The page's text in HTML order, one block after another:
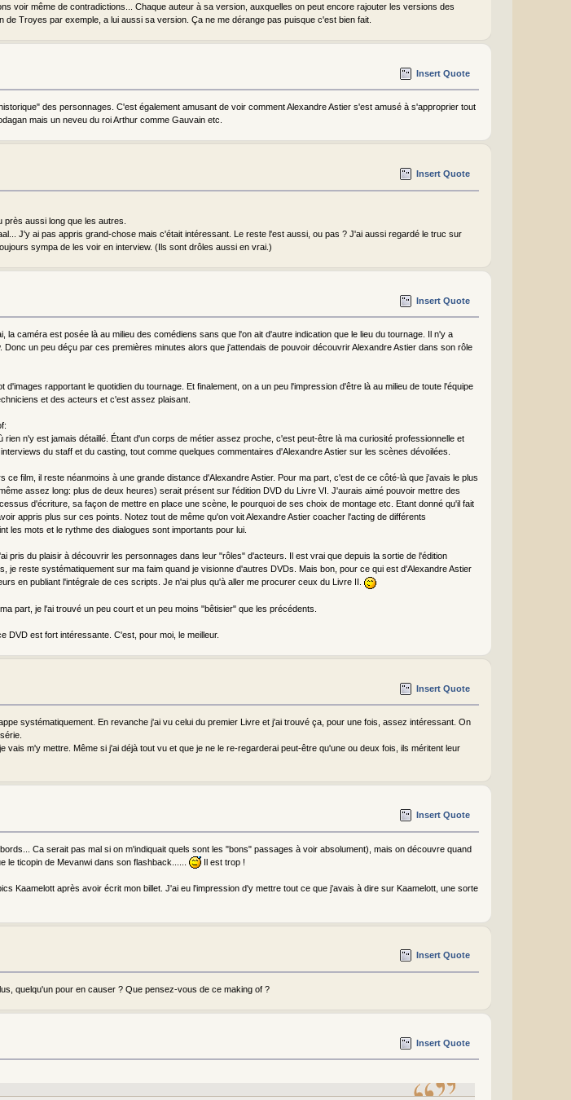
voir même de contradictions... Chaque auteur à sa version, auxquelles on peut encore rajouter les versions des
de Troyes par exemple, a lui aussi sa version. Ça ne me dérange pas puisque c'est bien fait.
Insert Quote
des personnages. C'est également amusant de voir comment Alexandre Astier s'est amusé à s'approprier tout
mais un neveu du roi Arthur comme Gauvain etc.
Insert Quote
aussi long que les autres.
J'y ai pas appris grand-chose mais c'était intéressant. Le reste l'est aussi, ou pas ? J'ai aussi regardé le truc sur
sympa de les voir en interview. (Ils sont drôles aussi en vrai.)
Insert Quote
caméra est posée là au milieu des comédiens sans que l'on ait d'autre indication que le lieu du tournage. Il n'y a
un peu déçu par ces premières minutes alors que j'attendais de pouvoir découvrir Alexandre Astier dans son rôle
rapportant le quotidien du tournage. Et finalement, on a un peu l'impression d'être là au milieu de toute l'équipe
et des acteurs et c'est assez plaisant.
rien n'y est jamais détaillé. Étant d'un corps de métier assez proche, c'est peut-être là ma curiosité professionnelle et
du staff et du casting, tout comme quelques commentaires d'Alexandre Astier sur les scènes dévoilées.
ce film, il reste néanmoins à une grande distance d'Alexandre Astier. Pour ma part, c'est de ce côté-là que j'avais le plus
assez long: plus de deux heures) serait présent sur l'édition DVD du Livre VI. J'aurais aimé pouvoir mettre des
d'écriture, sa façon de mettre en place une scène, le pourquoi de ses choix de montage etc. Etant donné qu'il fait
appris plus sur ces points. Notez tout de même qu'on voit Alexandre Astier coacher l'acting de différents
les mots et le rythme des dialogues sont importants pour lui.
pris du plaisir à découvrir les personnages dans leur "rôles" d'acteurs. Il est vrai que depuis la sortie de l'édition
je reste systématiquement sur ma faim quand je visionne d'autres DVDs. Mais bon, pour ce qui est d'Alexandre Astier
en publiant l'intégrale de ces scripts. Je n'ai plus qu'à aller me procurer ceux du Livre II.
part, je l'ai trouvé un peu court et un peu moins "bêtisier" que les précédents.
DVD est fort intéressante. C'est, pour moi, le meilleur.
Insert Quote
systématiquement. En revanche j'ai vu celui du premier Livre et j'ai trouvé ça, pour une fois, assez intéressant. On
vais m'y mettre. Même si j'ai déjà tout vu et que je ne le re-regarderai peut-être qu'une ou deux fois, ils méritent leur
Insert Quote
Ca serait pas mal si on m'indiquait quels sont les "bons" passages à voir absolument), mais on découvre quand
le ticopin de Mevanwi dans son flashback......
Il est trop !
Kaamelott après avoir écrit mon billet. J'ai eu l'impression d'y mettre tout ce que j'avais à dire sur Kaamelott, une sorte
Insert Quote
quelqu'un pour en causer ? Que pensez-vous de ce making of ?
Insert Quote